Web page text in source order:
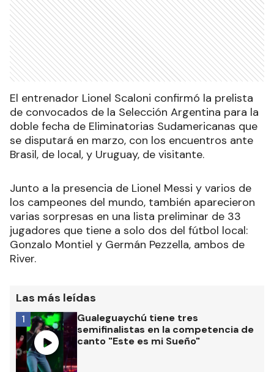
El entrenador Lionel Scaloni confirmó la prelista
de convocados de la Selección Argentina para la
doble fecha de Eliminatorias Sudamericanas que
se disputará en marzo, con los encuentros ante
Brasil, de local, y Uruguay, de visitante.
Junto a la presencia de Lionel Messi y varios de
los campeones del mundo, también aparecieron
varias sorpresas en una lista preliminar de 33
jugadores que tiene a solo dos del fútbol local:
Gonzalo Montiel y Germán Pezzella, ambos de
River.
Las más leídas
Gualeguaychú tiene tres
semifinalistas en la competencia de
canto "Este es mi Sueño"
1